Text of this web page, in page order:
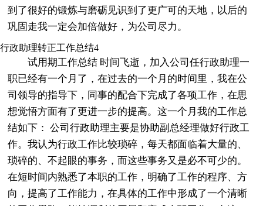
到了很好的锻炼与磨砺见识到了更广可的天地，以后的
巩固走我一定会加倍做好，为公司尽力。
行政助理转正工作总结4
试用期工作总结 时间飞逝，加入公司任行政助理一
职已经有一个月了，在过去的一个月的时间里，我在公
司领导的指导下，同事的配合下完成了各项工作，在思
想觉悟方面有了更进一步的提高。这一个月我的工作总
结如下： 公司行政助理主要是协助副总经理做好行政工
作。我认为行政工作比较琐碎，每天都面临着大量的、
琐碎的、不起眼的事务，而这些事务又是必不可少的。
在短时间内熟悉了本职的工作，明确了工作的程序、方
向，提高了工作能力，在具体的工作中形成了一个清晰